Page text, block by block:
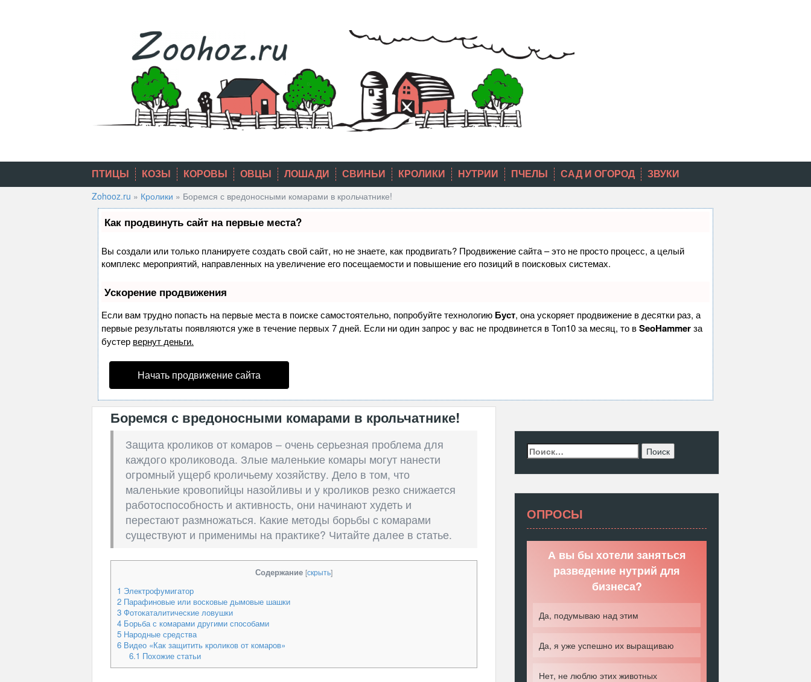
ПТИЦЫ КОЗЫ КОРОВЫ ОВЦЫ ЛОШАДИ СВИНЬИ КРОЛИКИ НУТРИИ ПЧЕЛЫ САД И ОГОРОД ЗВУКИ
Zohooz.ru » Кролики » Боремся с вредоносными комарами в крольчатнике!
Как продвинуть сайт на первые места?
Вы создали или только планируете создать свой сайт, но не знаете, как продвигать? Продвижение сайта – это не просто процесс, а целый
комплекс мероприятий, направленных на увеличение его посещаемости и повышение его позиций в поисковых системах.
Ускорение продвижения
Если вам трудно попасть на первые места в поиске самостоятельно, попробуйте технологию Буст, она ускоряет продвижение в десятки раз, а
первые результаты появляются уже в течение первых 7 дней. Если ни один запрос у вас не продвинется в Топ10 за месяц, то вSeoHammerза
бустер вернут деньги.
Начать продвижение сайта
Боремся с вредоносными комарами в крольчатнике!
Защита кроликов от комаров – очень серьезная проблема для
каждого кроликовода. Злые маленькие комары могут нанести
огромный ущерб кроличьему хозяйству. Дело в том, что
маленькие кровопийцы назойливы и у кроликов резко снижается
работоспособность и активность, они начинают худеть и
перестают размножаться. Какие методы борьбы с комарами
существуют и применимы на практике? Читайте далее в статье.
Содержание [скрыть]
1 Электрофумигатор
2 Парафиновые или восковые дымовые шашки
3 Фотокаталитические ловушки
4 Борьба с комарами другими способами
5 Народные средства
6 Видео «Как защитить кроликов от комаров»
6.1 Похожие статьи
Найти:
ОПРОСЫ
А вы бы хотели заняться
разведение нутрий для
бизнеса?
Да, подумываю над этим
Да, я уже успешно их выращиваю
Нет, не люблю этих животных